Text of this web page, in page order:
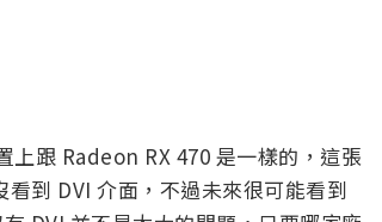
上跟 Radeon RX 470 是一樣的，這張
到 DVI 介面，不過未來很可能看到